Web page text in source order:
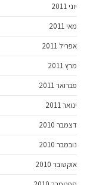
יוני 2011
מאי 2011
אפריל 2011
מרץ 2011
פברואר 2011
ינואר 2011
דצמבר 2010
נובמבר 2010
אוקטובר 2010